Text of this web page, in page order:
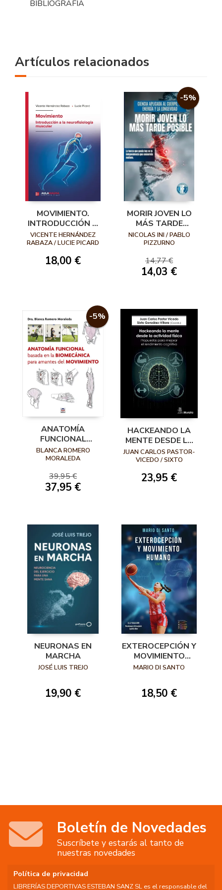
BIBLIOGRAFÍA
Artículos relacionados
MOVIMIENTO.
INTRODUCCIÓN A
LA
NEUROFISIOLOGÍA
VICENTE HERNÁNDEZ
RABAZA / LUCIE PICARD
18,00 €
-5%
MORIR JOVEN LO
MÁS TARDE
POSIBLE: CIENCIA
APLICADA AL
ENERGÍA Y LA
LONGEVIDAD
NICOLAS INI / PABLO
PIZZURNO
14,77 €
14,03 €
-5%
ANATOMÍA
FUNCIONAL
BASADA EN LA
BIOMECÁNICA
DEL MOVIMIENTO
BLANCA ROMERO
MORALEDA
39,95 €
37,95 €
HACKEANDO LA
MENTE DESDE LA
ACTIVIDAD FÍSICA.
PROPUESTAS
RENDIMIENTO
JUAN CARLOS PASTOR-
VICEDO / SIXTO
23,95 €
NEURONAS EN
MARCHA
JOSÉ LUIS TREJO
19,90 €
EXTEROCEPCIÓN Y
MOVIMIENTO
HUMANO
MARIO DI SANTO
18,50 €
Boletín de Novedades
Suscríbete y estarás al tanto de
nuestras novedades
Política de privacidad
LIBRERÍAS DEPORTIVAS ESTEBAN SANZ SL es el responsable del